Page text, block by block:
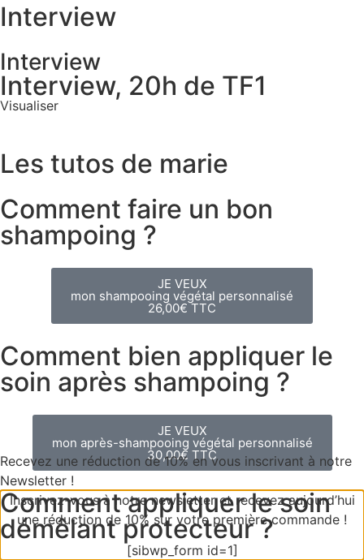
Interview
Interview
Interview, 20h de TF1
Visualiser
Les tutos de marie
Comment faire un bon
shampoing ?
JE VEUX
mon shampooing végétal personnalisé
26,00€ TTC
Comment bien appliquer le
soin après shampoing ?
JE VEUX
mon après-shampooing végétal personnalisé
30,00€ TTC
Comment appliquer le soin
démêlant protecteur ?
Recevez une réduction de 10% en vous inscrivant à notre
Newsletter !
Inscrivez-vous à notre newsletter et recevez aujourd’hui
une réduction de 10% sur votre première commande !
[sibwp_form id=1]